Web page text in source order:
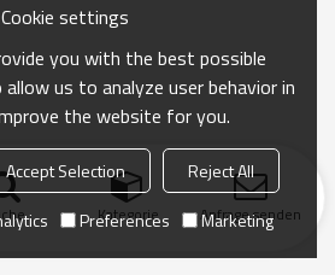
Kategorie Anfrage senden
Cookie settings
you with the best possible
allow us to analyze user behavior in
the website for you.
Accept Selection
Reject All
Preferences Marketing